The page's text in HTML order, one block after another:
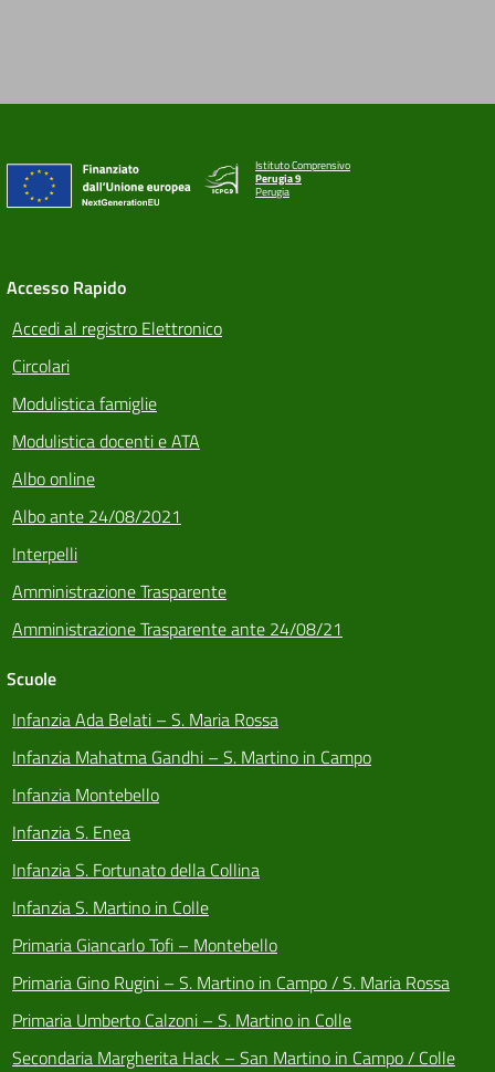
Istituto Comprensivo
Perugia 9
Perugia
Accesso Rapido
Accedi al registro Elettronico
Circolari
Modulistica famiglie
Modulistica docenti e ATA
Albo online
Albo ante 24/08/2021
Interpelli
Amministrazione Trasparente
Amministrazione Trasparente ante 24/08/21
Scuole
Infanzia Ada Belati – S. Maria Rossa
Infanzia Mahatma Gandhi – S. Martino in Campo
Infanzia Montebello
Infanzia S. Enea
Infanzia S. Fortunato della Collina
Infanzia S. Martino in Colle
Primaria Giancarlo Tofi – Montebello
Primaria Gino Rugini – S. Martino in Campo / S. Maria Rossa
Primaria Umberto Calzoni – S. Martino in Colle
Secondaria Margherita Hack – San Martino in Campo / Colle